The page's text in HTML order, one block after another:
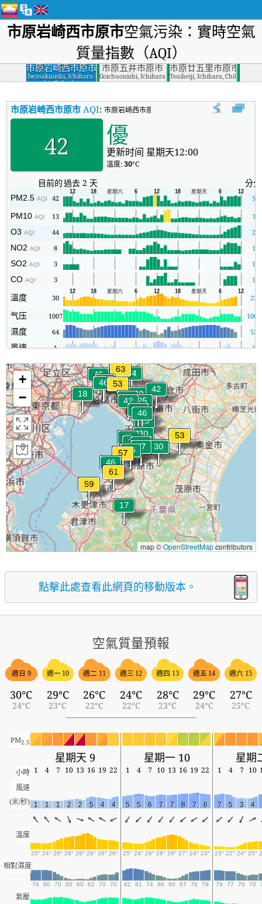
市原岩崎西市原市空氣污染：實時空氣
質量指數（AQI）
市原岩崎西市原市
Iwasakinishi, Ichihara-
shi, Chiba-ken
市原五井市原市
Goichuonishi, Ichihara, Chiba
市原廿五里市原市
Tsuiheiji, Ichihara, Chiba
市原岩崎西市原市 AQI:市原岩崎西市原市實時空氣質量指數（AQI）。
42 優
更新时间 星期天12:00
溫度:30°C
目前的過去 2 天 分
PM2.5AQI 42 5
PM10AQI 13 3
O3AQI 44 2
NO2AQI 8 1
SO2AQI 3 1
COAQI 3 1
溫度 30 23
气压 1007 1006
濕度 64 52
風速 1 1
+
−
map ©OpenStreetMapcontributors
點擊此處查看此網頁的移動版本。
空氣質量預報
週日 9
30°C
24°C
週一 10
29°C
23°C
週二 11
26°C
22°C
週三 12
24°C
22°C
週四 13
28°C
23°C
週五 14
29°C
24°C
週六 15
27°C
25°C
PM2.5
星期天 9 星期一 10 星期
小時 1 4 7 10 13 16 19 22 1 4 7 10 13 16 19 22 1 4 7 10
風速
(米/秒) 1 1 1 2 2 5 4 4 5 5 6 7 7 8 7 6 7 5 3 4
溫度
25° 24° 26° 28° 29° 29° 26° 26° 25° 24° 26° 28° 29° 27° 24° 23° 23° 22° 24° 25°
相對濕度
79 80 70 60 60 62 70 70 82 81 74 66 60 67 76 79 79 77 70 70
氣壓